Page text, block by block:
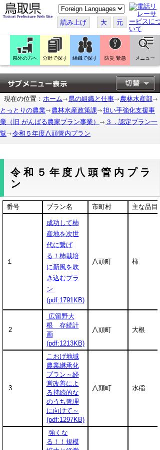
こ
の
ペ
ー
ジ
翻
訳
す
る
読み上げ 大 元
県外の方へ 分野で探す 組織で探す 防災 緊急 メニュー
現在の位置： ホーム 県の組織と仕事
農林水産部
とっとりの農業
農林水産政策課
担い手強化支援事
業（旧 がんばる農家プラン事業）
３．認定プラン一
覧
令和５年度八頭管内プラン
令和５年度八頭管内プラ
ン
番号 プラン名 市町村 主な品目
１
成功して柿
産地を次世
代に繋げ
る！柿栽培
に新風を吹
き込むプラ
ン
(pdf:1791KB)
八頭町 柿
2
広留野大
根 存続計
画
(pdf:1213KB)
八頭町 大根
3
こおげ地域
農業継承化
プラン～経
営改善によ
る持続的な
のうち管理
に向けて～
(pdf:1297KB)
八頭町 水稲
強くな
る！！規模